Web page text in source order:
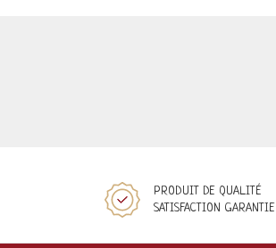
PRODUIT DE QUALITÉ
SATISFACTION GARANTIE